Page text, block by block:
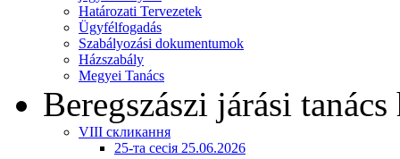
Határozati Tervezetek
Ügyfélfogadás
Szabályozási dokumentumok
Házszabály
Megyei Tanács
Beregszászi járási
VIII скликання
25-та сесія 25.06.2026